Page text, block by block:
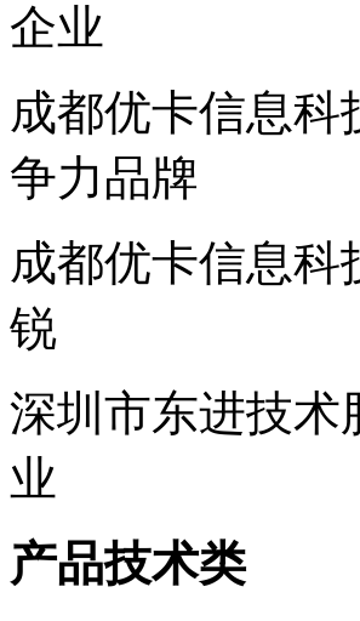
企业
成都优卡信息科
争力品牌
成都优卡信息科
锐
深圳市东进技术
业
产品技术类